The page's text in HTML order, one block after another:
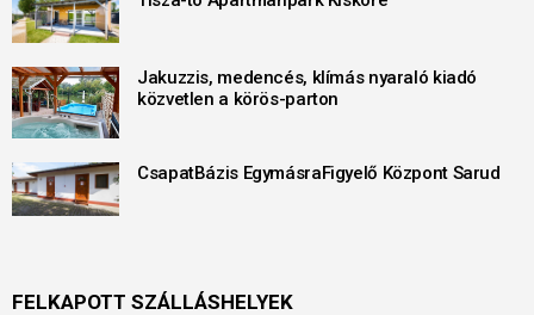
Jakuzzis, medencés, klímás nyaraló kiadó
közvetlen a körös-parton
CsapatBázis EgymásraFigyelő Központ Sarud
FELKAPOTT SZÁLLÁSHELYEK